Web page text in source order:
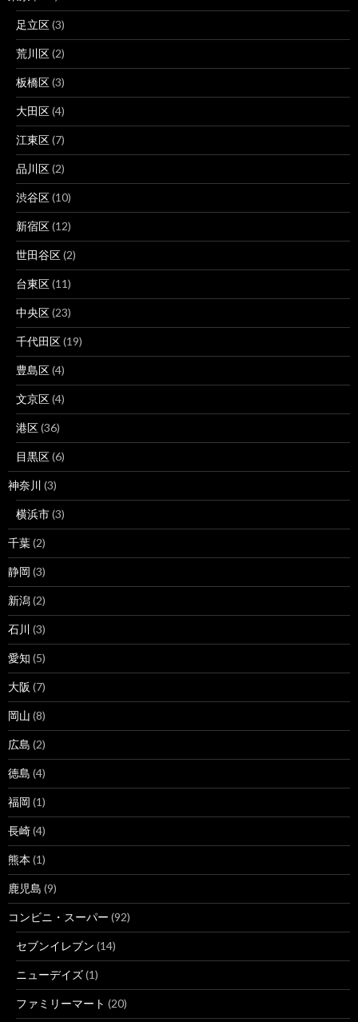
足立区(3)
荒川区(2)
板橋区(3)
大田区(4)
江東区(7)
品川区(2)
渋谷区(10)
新宿区(12)
世田谷区(2)
台東区(11)
中央区(23)
千代田区(19)
豊島区(4)
文京区(4)
港区(36)
目黒区(6)
神奈川 (3)
横浜市(3)
千葉(2)
静岡 (3)
新潟(2)
石川 (3)
愛知 (5)
大阪 (7)
岡山 (8)
広島 (2)
徳島 (4)
福岡 (1)
長崎(4)
熊本 (1)
鹿児島 (9)
コンビニ・スーパー (92)
セブンイレブン (14)
ニューデイズ(1)
ファミリーマート (20)